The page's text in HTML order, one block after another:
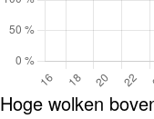
Hoge wolken